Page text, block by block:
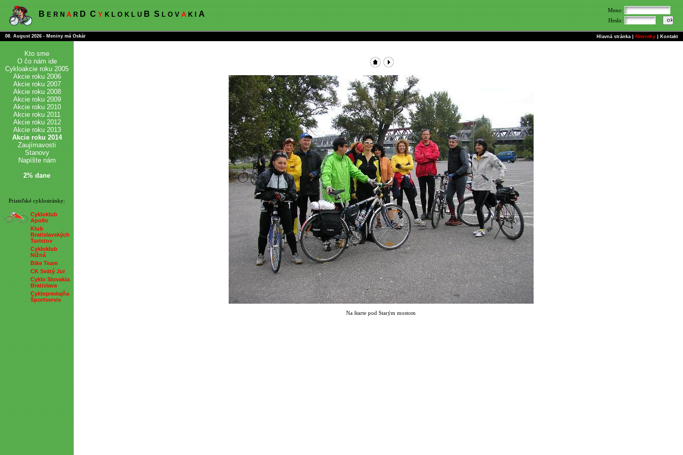
B E R N A R D C Y K L O K L U B S L O V A K I A
Meno:
Heslo:
08. August 2026 - Meniny má Oskár Hlavná stránka Novinky Kontakt
Kto sme
O čo nám ide
Cykloakcie roku 2005
Akcie roku 2006
Akcie roku 2007
Akcie roku 2008
Akcie roku 2009
Akcie roku 2010
Akcie roku 2011
Akcie roku 2012
Akcie roku 2013
Akcie roku 2014
Zaujímavosti
Stanovy
Napíšte nám
2% dane
Priateľské cyklostránky:
Cykloklub
Apollo
Klub
Bratislavských
Turistov
Cykloklub
Nižná
Bike Team
CK Svätý Jur
Cyklo Slovakia
Bratislava
Cyklopredajňa
Športservis
Na štarte pod Starým mostom